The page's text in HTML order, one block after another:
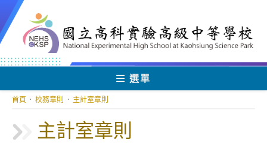
轉
至
要
容
選單
主計室章則
首頁 · 校務章則 · 主計室章則